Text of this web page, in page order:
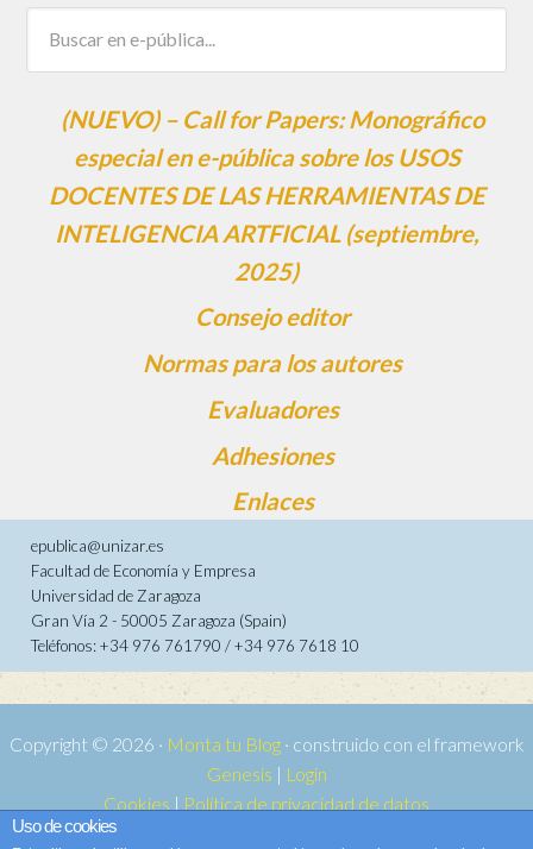
(NUEVO) – Call for Papers: Monográfico
especial en e-pública sobre los USOS
DOCENTES DE LAS HERRAMIENTAS DE
INTELIGENCIA ARTFICIAL (septiembre,
2025)
Consejo editor
Normas para los autores
Evaluadores
Adhesiones
Enlaces
epublica@unizar.es
Facultad de Economía y Empresa
Universidad de Zaragoza
Gran Vía 2 - 50005 Zaragoza (Spain)
Teléfonos: +34 976 761790 / +34 976 7618 10
Copyright © 2026 · Monta tu Blog· construido con el framework
Genesis | Login
Cookies | Política de privacidad de datos
Copyright © 2026 ·
Uso de cookies